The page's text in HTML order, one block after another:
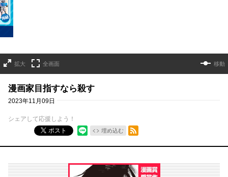
拡大 全画面 移動
漫画家目指すなら殺す
2023年11月09日
シェアして応援しよう！
ポスト
埋め込む
RSSフィード